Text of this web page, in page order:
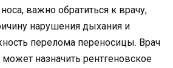
важно обратиться к врачу,
нарушения дыхания и
перелома переносицы. Врач
назначить рентгеновское